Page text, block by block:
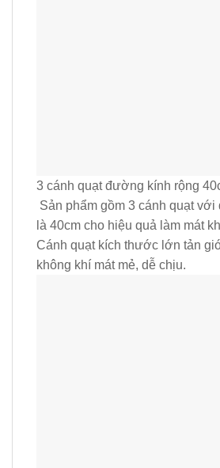
3 cánh quạt đường kính rộng
Sản phẩm gồm 3 cánh quạt
là 40cm cho hiệu quả làm mát
Cánh quạt kích thước lớn tản
không khí mát mẻ, dễ chịu.